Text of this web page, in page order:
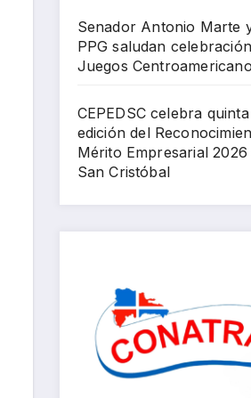
202
6
ng
o
202
Senador Antonio Marte
PPG saludan celebración
Juegos
CEPEDSC celebra quinta
edición del
Mérito Empresarial 2026
San Cristóbal